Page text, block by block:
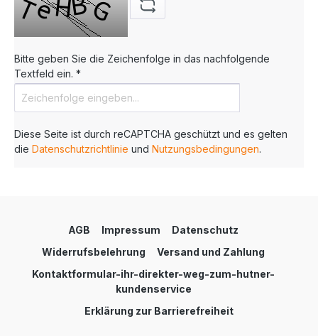
Bitte geben Sie die Zeichenfolge in das nachfolgende
Textfeld ein. *
Diese Seite ist durch reCAPTCHA geschützt und es gelten
die Datenschutzrichtlinie und Nutzungsbedingungen.
AGB Impressum
Datenschutz
Widerrufsbelehrung
Versand und Zahlung
Kontaktformular-ihr-direkter-weg-zum-hutner-
kundenservice
Erklärung zur Barrierefreiheit